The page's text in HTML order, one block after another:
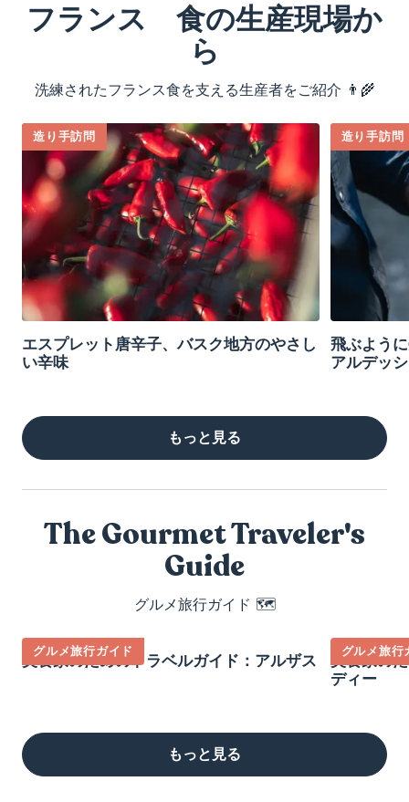
フランス 食の生産現場か
ら
洗練されたフランス食を支える生産者をご紹介 👨‍🌾
造り手訪問
エスプレット唐辛子、バスク地方のやさし
い辛味
造り手訪問
飛ぶよう
アルデッ
もっと見る
The Gourmet Traveler's
Guide
グルメ旅行ガイド 🗺️
グルメ旅行ガイド
美食家のためのトラベルガイド：アルザス
グルメ旅行
美食家の
ディー
もっと見る